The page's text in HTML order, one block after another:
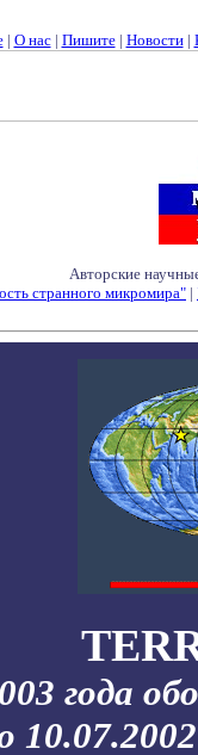
| О нас| Пишите| Новости|
Авторские
странного микромира" |
года